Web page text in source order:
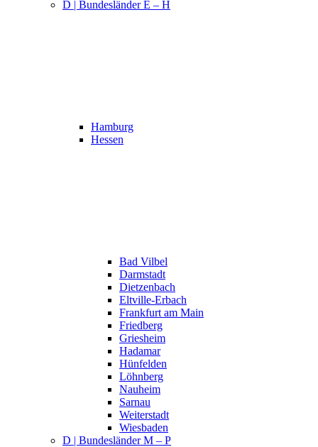
D | Bundesländer E – H
Hamburg
Hessen
Bad Vilbel
Darmstadt
Dietzenbach
Eltville-Erbach
Frankfurt am Main
Friedberg
Griesheim
Hadamar
Hünfelden
Löhnberg
Nauheim
Sarnau
Weiterstadt
Wiesbaden
D | Bundesländer M – P